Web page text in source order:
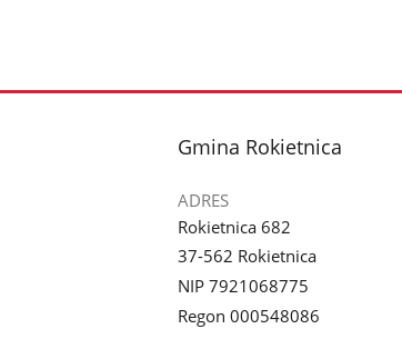
stopka
Gmina Rokietnica
ADRES
Rokietnica 682
37-562 Rokietnica
NIP 7921068775
Regon 000548086